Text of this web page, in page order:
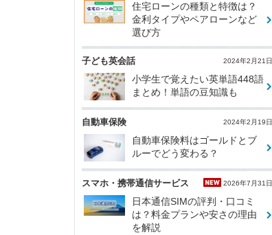
住宅ローンの種類と特徴は？
金利タイプやペアローンなど
選び方
子ども英会話 2024年2月21日
小学生で覚えたい英単語448語
まとめ！単語の豆知識も
自動車保険 2024年2月19日
自動車保険料はゴールドとブ
ルーでどう変わる？
スマホ・携帯通信サービス 2026年7月31日
日本通信SIMの評判・口コミ
は？料金プランや安さの理由
を解説